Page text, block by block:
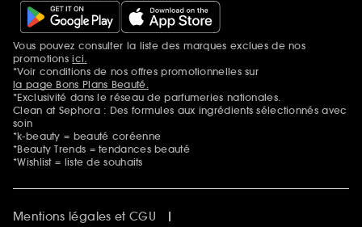
Mentions additionnelles
Vous pouvez consulter la liste des marques exclues de nos
promotionsici.
*Voir conditions de nos offres promotionnelles sur
la page Bons Plans Beauté.
*Exclusivité dans le réseau de parfumeries nationales.
Clean at Sephora : Des formules aux ingrédients sélectionnés avec
soin
*k-beauty = beauté coréenne
*Beauty Trends = tendances beauté
*Wishlist = liste de souhaits
Mentions légales et CGU